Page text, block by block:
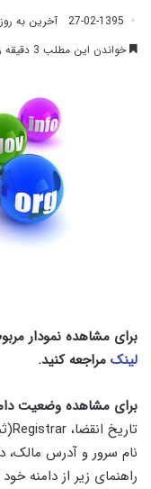
27-02-1395 آخرین به روز
خواندن این مطلب 3 دقیقه زمان میبرد
برای مشاهده نمودار
لینک مراجعه کنید.
برای مشاهده وضعیت
تاریخ انقضا، Registrar(
نام سرور و آدرس
راهنمای زیر از دامنه خود whois بگیرید.